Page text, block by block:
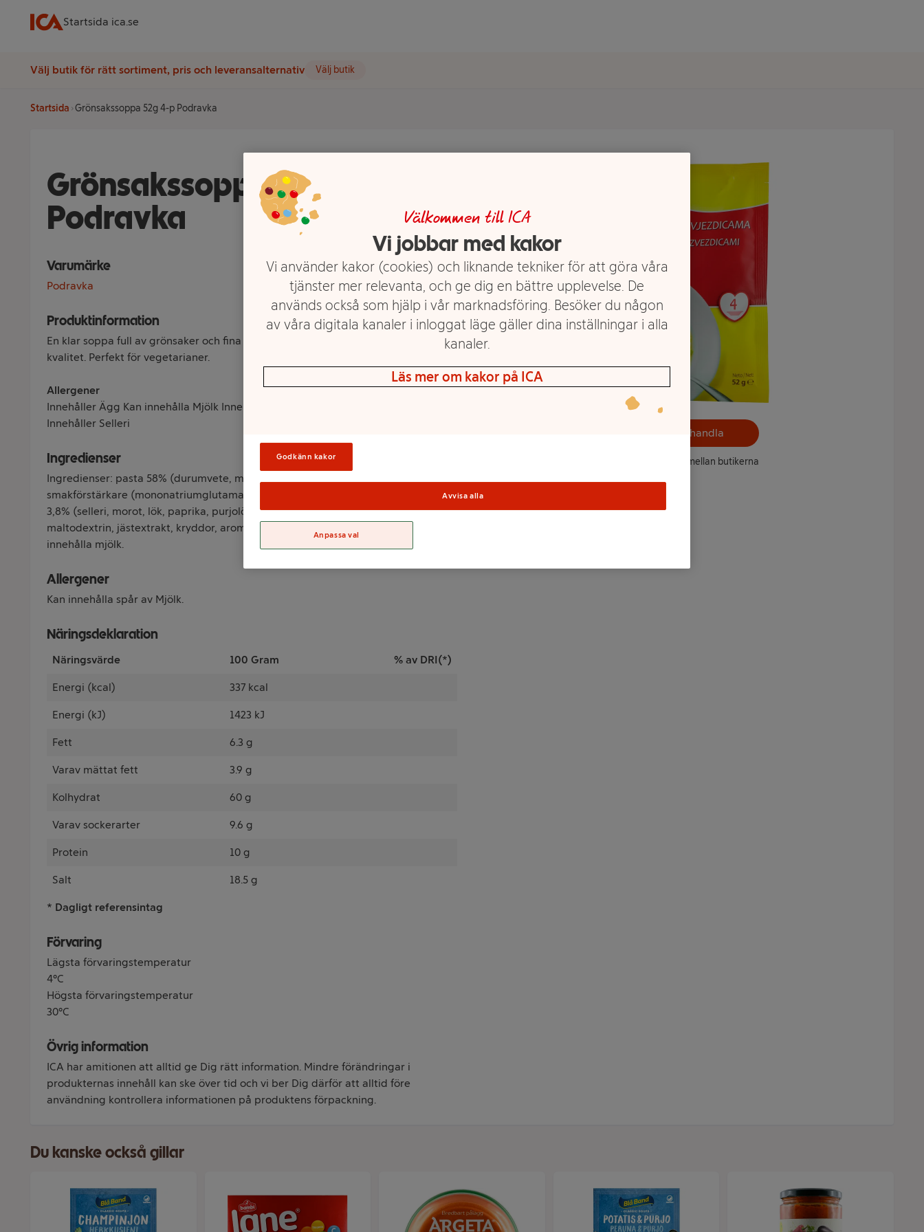
Startsida ica.se
Välj butik för rätt sortiment, pris och leveransalternativ Välj butik
Startsida Grönsakssoppa 52g 4-p Podravka
Grönsakssoppa 52g 4-p
Podravka
Varumärke
Podravka
Produktinformation
En klar soppa full av grönsaker och fina bitar av pasta. Snabblagad men av bästa
kvalitet. Perfekt för vegetarianer.
Allergener
Innehåller Ägg Kan innehålla Mjölk Innehåller Spannmål som innehåller gluten
Innehåller Selleri
Ingredienser
Ingredienser: pasta 58% (durumvete, mannagryn, ägg), koksalt, palmfett,
smakförstärkare (mononatriumglutamat, dinatriuminosinat), torkade grönsaker
3,8% (selleri, morot, lök, paprika, purjolök, vitlök), socker, majsstärkelse,
maltodextrin, jästextrakt, kryddor, arom (innehåller selleri), persiljablad. Kan
innehålla mjölk.
Allergener
Kan innehålla spår av Mjölk.
Näringsdeklaration
Näringsvärde 100 Gram % av DRI(*)
Energi (kcal) 337 kcal
Energi (kJ) 1423 kJ
Fett 6.3 g
Varav mättat fett 3.9 g
Kolhydrat 60 g
Varav sockerarter 9.6 g
Protein 10 g
Salt 18.5 g
* Dagligt referensintag
Förvaring
Lägsta förvaringstemperatur
4°C
Högsta förvaringstemperatur
30°C
Övrig information
ICA har amitionen att alltid ge Dig rätt information. Mindre förändringar i
produkternas innehåll kan ske över tid och vi ber Dig därför att alltid före
användning kontrollera informationen på produktens förpackning.
Välj butik och handla
Sortimentet kan variera mellan butikerna
Du kanske också gillar
Välkommen till ICA
Vi jobbar med kakor
Vi använder kakor (cookies) och liknande tekniker för att göra våra
tjänster mer relevanta, och ge dig en bättre upplevelse. De
används också som hjälp i vår marknadsföring. Besöker du någon
av våra digitala kanaler i inloggat läge gäller dina inställningar i alla
kanaler.
Läs mer om kakor på ICA
Godkänn kakor
Avvisa alla
Anpassa val